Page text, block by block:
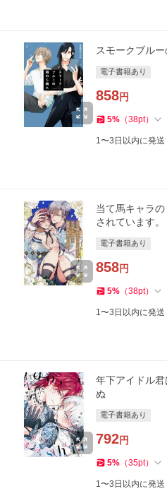
スモークブル
電子書籍あり
858円
5% （38pt）
1〜3日以内に発送
当て馬キャラ
されています
電子書籍あり
858円
5% （38pt）
1〜3日以内に発送
年下アイドル
ぬ
電子書籍あり
792円
5% （35pt）
1〜3日以内に発送